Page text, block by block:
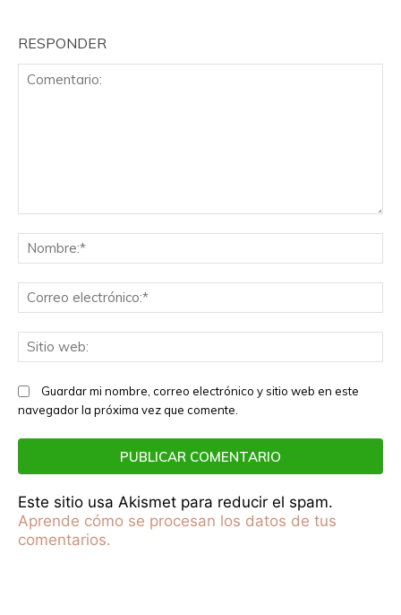
RESPONDER
Guardar mi nombre, correo electrónico y sitio web en este
navegador la próxima vez que comente.
Este sitio usa Akismet para reducir el spam.
Aprende cómo se procesan los datos de tus
comentarios.